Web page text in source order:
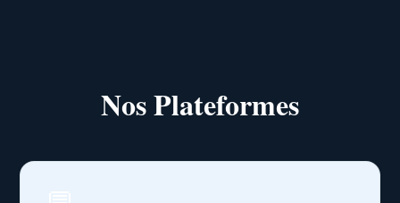
Nos Plateformes